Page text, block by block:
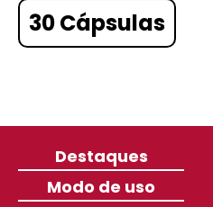
30 Cápsulas
Destaques
Modo de uso